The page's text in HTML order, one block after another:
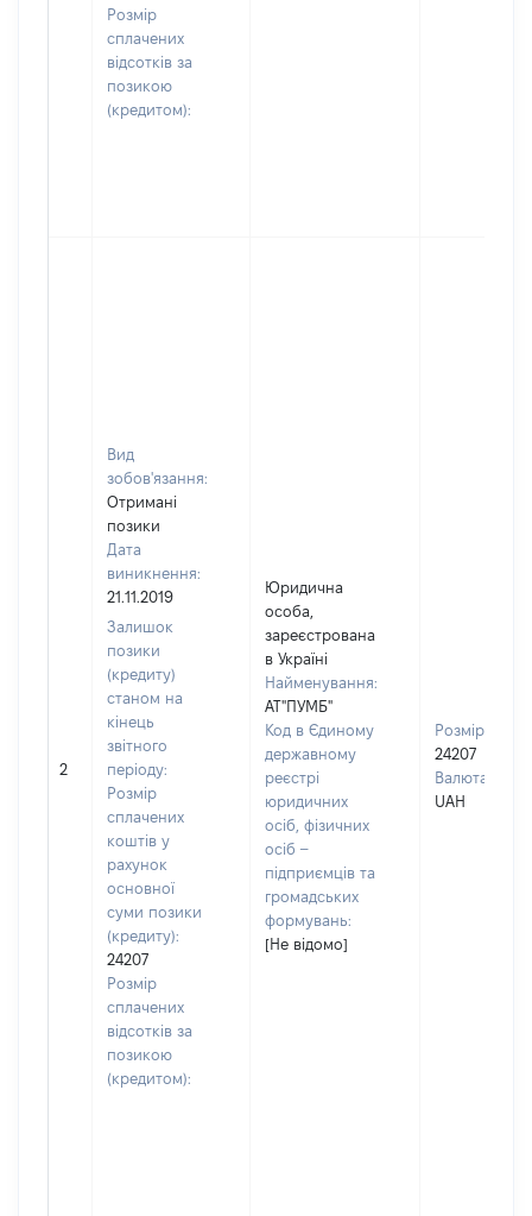
Розмір
сплачених
відсотків за
позикою
(кредитом):
2
Вид
зобов'язання:
Отримані
позики
Дата
виникнення:
21.11.2019
Залишок
позики
(кредиту)
станом на
кінець
звітного
періоду:
Розмір
сплачених
коштів у
рахунок
основної
суми позики
(кредиту):
24207
Розмір
сплачених
відсотків за
позикою
(кредитом):
Юридична
особа,
зареєстрована
в Україні
Найменування:
АТ"ПУМБ"
Код в Єдиному
державному
реєстрі
юридичних
осіб, фізичних
осіб –
підприємців та
громадських
формувань:
[Не відомо]
Розмір:
24207
Валюта:
UAH